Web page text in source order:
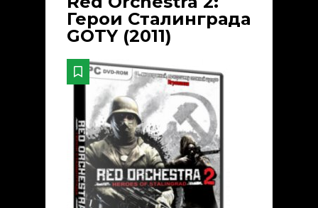
Герои Сталинграда
GOTY (2011)